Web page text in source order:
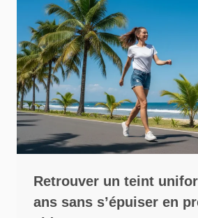
Retrouver un teint
ans sans s’épuiser en